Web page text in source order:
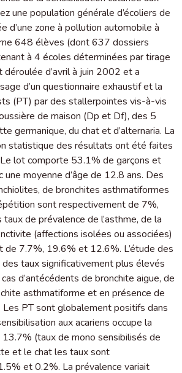
une population générale d’écoliers de
d’une zone à pollution automobile à
648 élèves (dont 637 dossiers
à 4 écoles déterminées par tirage
déroulée d’avril à juin 2002 et a
d’un questionnaire exhaustif et la
(PT) par des stallerpointes vis-à-vis
de maison (Dp et Df), des 5
germanique, du chat et d’alternaria. La
statistique des résultats ont été faites
lot comporte 53.1% de garçons et
moyenne d’âge de 12.8 ans. Des
de bronchites asthmatiformes
sont respectivement de 7%,
de prévalence de l’asthme, de la
(affections isolées ou associées)
de 7.7%, 19.6% et 12.6%. L’étude des
des taux significativement plus élevés
d’antécédents de bronchite aigue, de
asthmatiforme et en présence de
Les PT sont globalement positifs dans
aux acariens occupe la
(taux de mono sensibilisés de
et le chat les taux sont
et 0.2%. La prévalence variait